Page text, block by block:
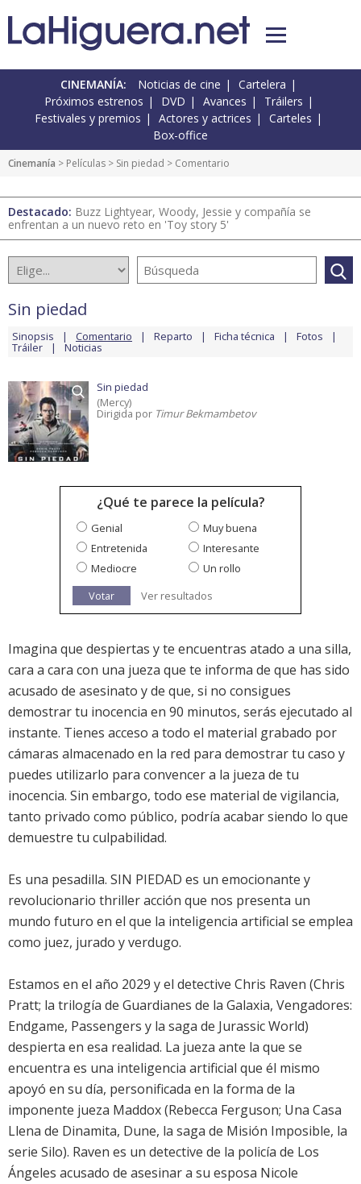
CINEMANÍA: Noticias de cine
Cartelera
Próximos estrenos
DVD Avances
Tráilers
Festivales y premios
Actores y actrices
Carteles
Box-office
Cinemanía > Películas > Sin piedad > Comentario
Destacado: Buzz Lightyear, Woody, Jessie y compañía se
enfrentan a un nuevo reto en 'Toy story 5'
Sin piedad
Sinopsis Comentario Reparto Ficha técnica Fotos
Tráiler Noticias
Sin piedad
(Mercy)
Dirigida por Timur Bekmambetov
¿Qué te parece la película?
Genial
Muy buena
Entretenida
Interesante
Mediocre
Un rollo
Votar
Ver resultados
Imagina que despiertas y te encuentras atado a una silla,
cara a cara con una jueza que te informa de que has sido
acusado de asesinato y de que, si no consigues
demostrar tu inocencia en 90 minutos, serás ejecutado al
instante. Tienes acceso a todo el material grabado por
cámaras almacenado en la red para demostrar tu caso y
puedes utilizarlo para convencer a la jueza de tu
inocencia. Sin embargo, todo ese material de vigilancia,
tanto privado como público, podría acabar siendo lo que
demuestre tu culpabilidad.
Es una pesadilla. SIN PIEDAD es un emocionante y
revolucionario thriller acción que nos presenta un
mundo futuro en el que la inteligencia artificial se emplea
como juez, jurado y verdugo.
Estamos en el año 2029 y el detective Chris Raven (Chris
Pratt; la trilogía de Guardianes de la Galaxia, Vengadores:
Endgame, Passengers y la saga de Jurassic World)
despierta en esa realidad. La jueza ante la que se
encuentra es una inteligencia artificial que él mismo
apoyó en su día, personificada en la forma de la
imponente jueza Maddox (Rebecca Ferguson; Una Casa
Llena de Dinamita, Dune, la saga de Misión Imposible, la
serie Silo). Raven es un detective de la policía de Los
Ángeles acusado de asesinar a su esposa Nicole